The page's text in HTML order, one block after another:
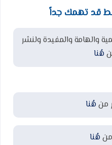
قد تهمك جداً
والهامة والمفيدة ولنشر
هُنا
من هُنا
من هُنا